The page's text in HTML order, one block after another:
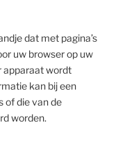
dat met pagina’s
uw browser op uw
apparaat wordt
kan bij een
of die van de
worden.